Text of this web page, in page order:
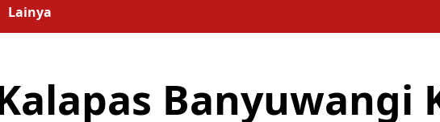
Lainya
Banyuwangi